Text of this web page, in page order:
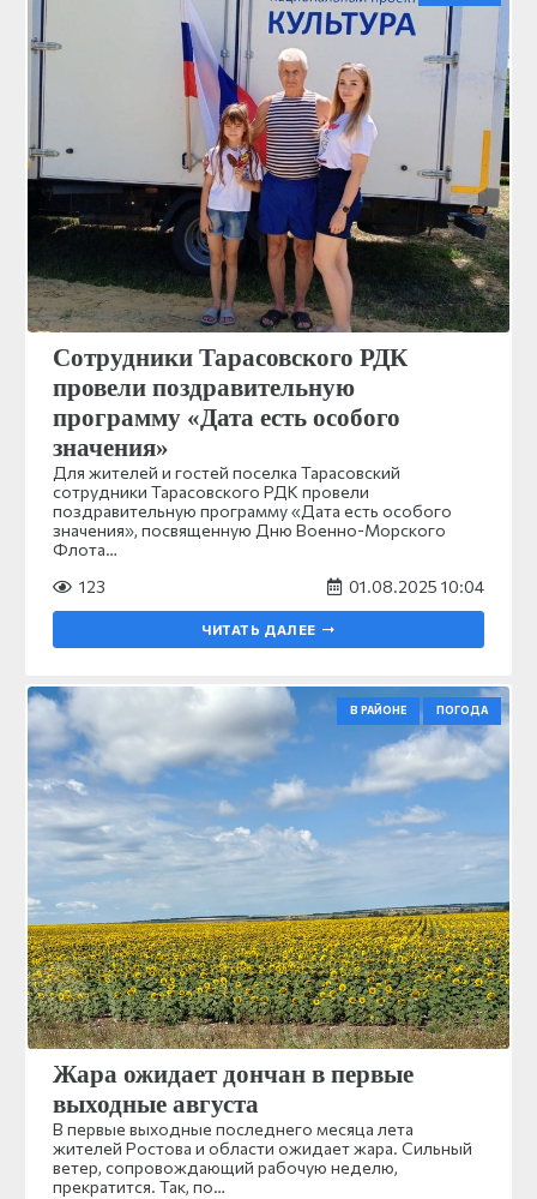
Сотрудники Тарасовского РДК
провели поздравительную
программу «Дата есть особого
значения»
Для жителей и гостей поселка Тарасовский
сотрудники Тарасовского РДК провели
поздравительную программу «Дата есть особого
значения», посвященную Дню Военно-Морского
Флота…
123
01.08.2025 10:04
ЧИТАТЬ ДАЛЕЕ
В РАЙОНЕ ПОГОДА
Жара ожидает дончан в первые
выходные августа
В первые выходные последнего месяца лета
жителей Ростова и области ожидает жара. Сильный
ветер, сопровождающий рабочую неделю,
прекратится. Так, по…